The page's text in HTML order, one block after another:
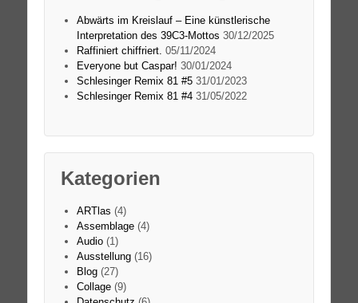
Abwärts im Kreislauf – Eine künstlerische
Interpretation des 39C3-Mottos 30/12/2025
Raffiniert chiffriert. 05/11/2024
Everyone but Caspar! 30/01/2024
Schlesinger Remix 81 #5 31/01/2023
Schlesinger Remix 81 #4 31/05/2022
Kategorien
ARTlas (4)
Assemblage(4)
Audio(1)
Ausstellung(16)
Blog(27)
Collage(9)